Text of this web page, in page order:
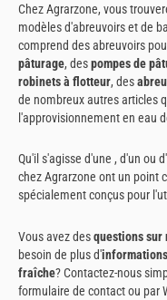
Chez Agrarzone, vous
modèles d'abreuvoirs et de
comprend des abreuvoirs
pâturage, despompes de
robinets à flotteur, des
de nombreux autres articles
l'approvisionnement en eau
Qu'il s'agisse d'une , d'un ou
chez Agrarzone ont un point
spécialement conçus pour
Vous avez desquestions sur
besoin de plus d'
fraîche? Contactez-nous
formulaire de contact ou par